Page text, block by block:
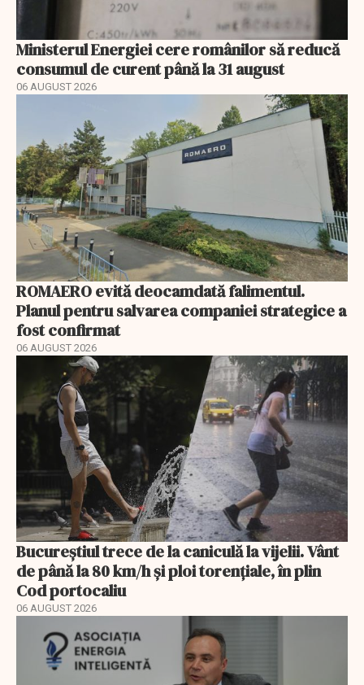
Ministerul Energiei cere românilor să reducă
consumul de curent până la 31 august
06 AUGUST 2026
ROMAERO evită deocamdată falimentul.
Planul pentru salvarea companiei strategice a
fost confirmat
06 AUGUST 2026
Bucureștiul trece de la caniculă la vijelii. Vânt
de până la 80 km/h și ploi torențiale, în plin
Cod portocaliu
06 AUGUST 2026